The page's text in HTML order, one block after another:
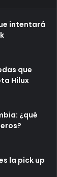
intentará
que
Hilux
¿qué
la pick up